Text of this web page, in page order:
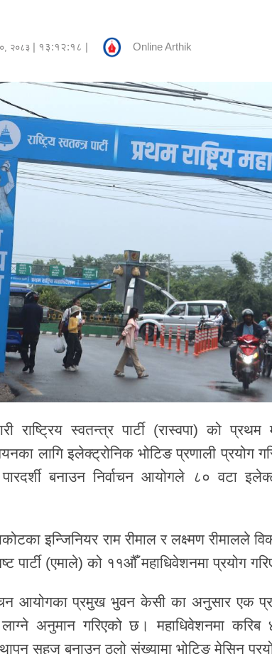
२०८३ | १३:१२:१८ | Online Arthik
राष्ट्रिय स्वतन्त्र पार्टी (रास्वपा) को
लागि इलेक्ट्रोनिक भोटिङ प्रणाली प्रयोग
बनाउन निर्वाचन आयोगले ८० वटा
इन्जिनियर राम रीमाल र लक्ष्मण रीमालले
पार्टी (एमाले) को ११औँ महाधिवेशनमा प्रयोग
आयोगका प्रमुखभुवन केसी का अनुसार एक
अनुमान गरिएको छ। महाधिवेशनमा करिब
सहज बनाउन ठूलो संख्यामा भोटिङ मेसिन